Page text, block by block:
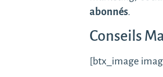
abonnés.
Conseils
[btx_image